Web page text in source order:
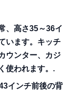
、高さ35～36イ
います。キッチ
ウンター、カジ
使われます。.
インチ前後の背